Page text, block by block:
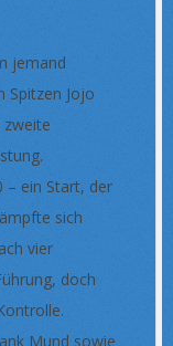
jemand
Spitzen Jojo
zweite
– ein Start, der
sich
vier
doch
Mund sowie